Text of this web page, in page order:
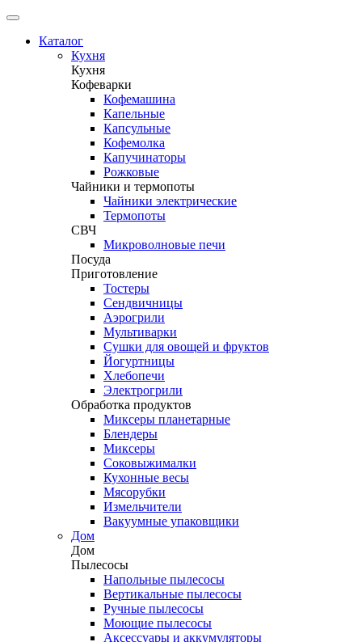
Каталог
Кухня
Кухня
Кофеварки
Кофемашина
Капельные
Капсульные
Кофемолка
Капучинаторы
Рожковые
Чайники и термопоты
Чайники электрические
Термопоты
СВЧ
Микроволновые печи
Посуда
Приготовление
Тостеры
Сендвичницы
Аэрогрили
Мультиварки
Сушки для овощей и фруктов
Йогуртницы
Хлебопечи
Электрогрили
Обработка продуктов
Миксеры планетарные
Блендеры
Миксеры
Соковыжималки
Кухонные весы
Мясорубки
Измельчители
Вакуумные упаковщики
Дом
Дом
Пылесосы
Напольные пылесосы
Вертикальные пылесосы
Ручные пылесосы
Моющие пылесосы
Аксессуары и аккумуляторы